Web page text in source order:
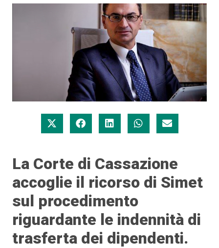
La Corte di Cassazione
accoglie il ricorso di Simet
sul procedimento
riguardante le indennità di
trasferta dei dipendenti.